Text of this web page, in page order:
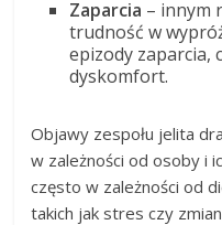
Zaparcia – innym
trudność w
epizody zaparcia,
dyskomfort.
Objawy zespołu jelita
w zależności od osoby i
często w zależności od
takich jak stres czy